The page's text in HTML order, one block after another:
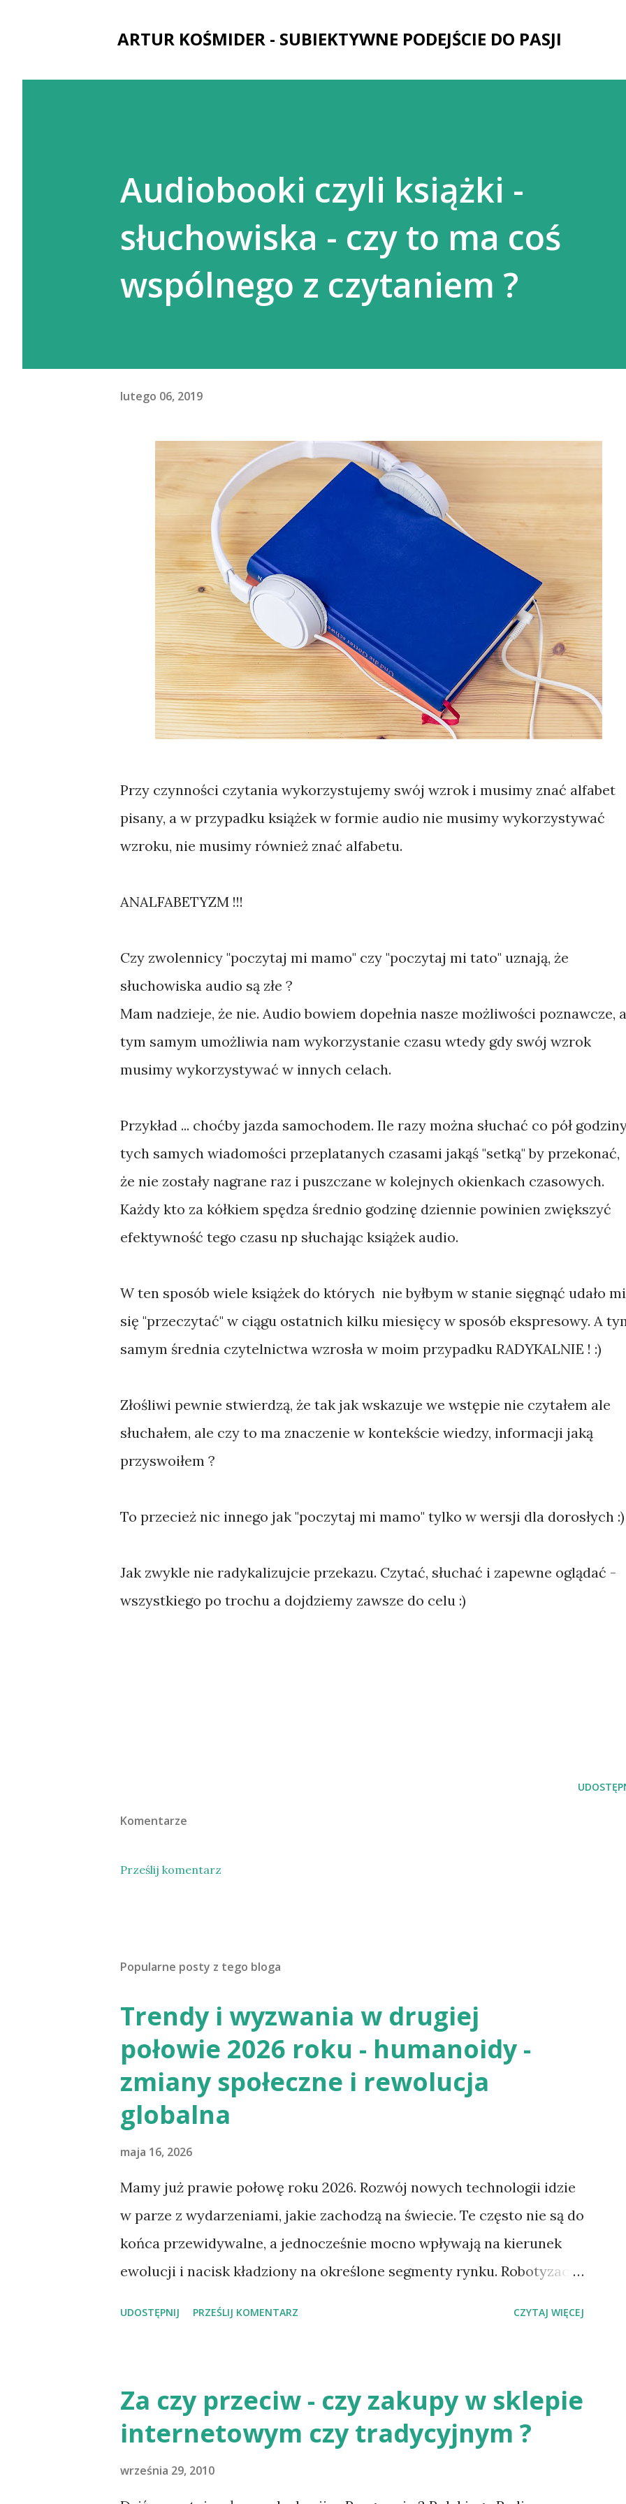
ARTUR KOŚMIDER - SUBIEKTYWNE PODEJŚCIE DO PASJI
Audiobooki czyli książki -
słuchowiska - czy to ma coś
wspólnego z czytaniem ?
lutego 06, 2019
Przy czynności czytania wykorzystujemy swój wzrok i musimy znać alfabet
pisany, a w przypadku książek w formie audio nie musimy wykorzystywać
wzroku, nie musimy również znać alfabetu.
ANALFABETYZM !!!
Czy zwolennicy "poczytaj mi mamo" czy "poczytaj mi tato" uznają, że
słuchowiska audio są złe ?
Mam nadzieje, że nie. Audio bowiem dopełnia nasze możliwości poznawcze, a
tym samym umożliwia nam wykorzystanie czasu wtedy gdy swój wzrok
musimy wykorzystywać w innych celach.
Przykład ... choćby jazda samochodem. Ile razy można słuchać co pół
tych samych wiadomości przeplatanych czasami jakąś "setką" by przekonać,
że nie zostały nagrane raz i puszczane w kolejnych okienkach czasowych.
Każdy kto za kółkiem spędza średnio godzinę dziennie powinien zwiększyć
efektywność tego czasu np słuchając książek audio.
W ten sposób wiele książek do których nie byłbym w stanie sięgnąć udało mi
się "przeczytać" w ciągu ostatnich kilku miesięcy w sposób ekspresowy. A
samym średnia czytelnictwa wzrosła w moim przypadku RADYKALNIE ! :)
Złośliwi pewnie stwierdzą, że tak jak wskazuje we wstępie nie czytałem ale
słuchałem, ale czy to ma znaczenie w kontekście wiedzy, informacji jaką
przyswoiłem ?
To przecież nic innego jak "poczytaj mi mamo" tylko w wersji dla dorosłych :)
Jak zwykle nie radykalizujcie przekazu. Czytać, słuchać i zapewne oglądać -
wszystkiego po trochu a dojdziemy zawsze do celu :)
Komentarze
Prześlij komentarz
Popularne posty z tego bloga
Trendy i wyzwania w drugiej
połowie 2026 roku - humanoidy -
zmiany społeczne i rewolucja
globalna
maja 16, 2026
Mamy już prawie połowę roku 2026. Rozwój nowych technologii idzie
w parze z wydarzeniami, jakie zachodzą na świecie. Te często nie są do
końca przewidywalne, a jednocześnie mocno wpływają na kierunek
ewolucji i nacisk kładziony na określone segmenty rynku. Robotyzacja
„rolkowy” robot oparty właśnie na tym modelu). Posiada on baterię
litowo-jonową o pojemności 9000 mAh. Co to oznacza dla przyszłości,
jeśli chodzi o wykorzystanie humanoidów w przemyśle ? Ten
UDOSTĘPNIJ PRZEŚLIJ KOMENTARZ CZYTAJ WIĘCEJ
Za czy przeciw - czy zakupy w sklepie
internetowym czy tradycyjnym ?
września 29, 2010